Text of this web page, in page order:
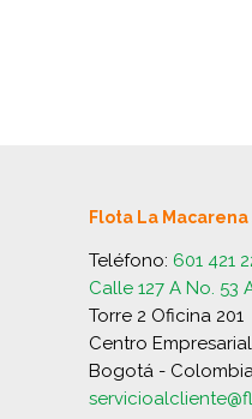
Flota La Macarena
Teléfono: 601 421
Calle 127 A No. 53
Torre 2 Oficina 201
Centro
Bogotá -